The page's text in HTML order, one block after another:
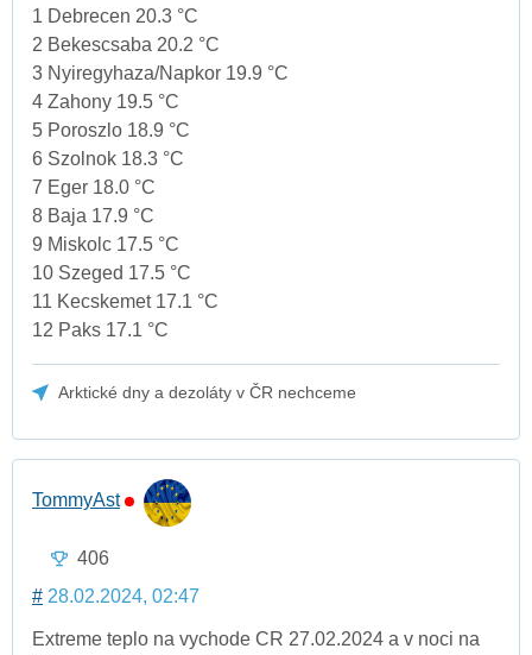
1 Debrecen 20.3 °C
2 Bekescsaba 20.2 °C
3 Nyiregyhaza/Napkor 19.9 °C
4 Zahony 19.5 °C
5 Poroszlo 18.9 °C
6 Szolnok 18.3 °C
7 Eger 18.0 °C
8 Baja 17.9 °C
9 Miskolc 17.5 °C
10 Szeged 17.5 °C
11 Kecskemet 17.1 °C
12 Paks 17.1 °C
Arktické dny a dezoláty v ČR nechceme
TommyAst
406
# 28.02.2024, 02:47
Extreme teplo na vychode CR 27.02.2024 a v noci na